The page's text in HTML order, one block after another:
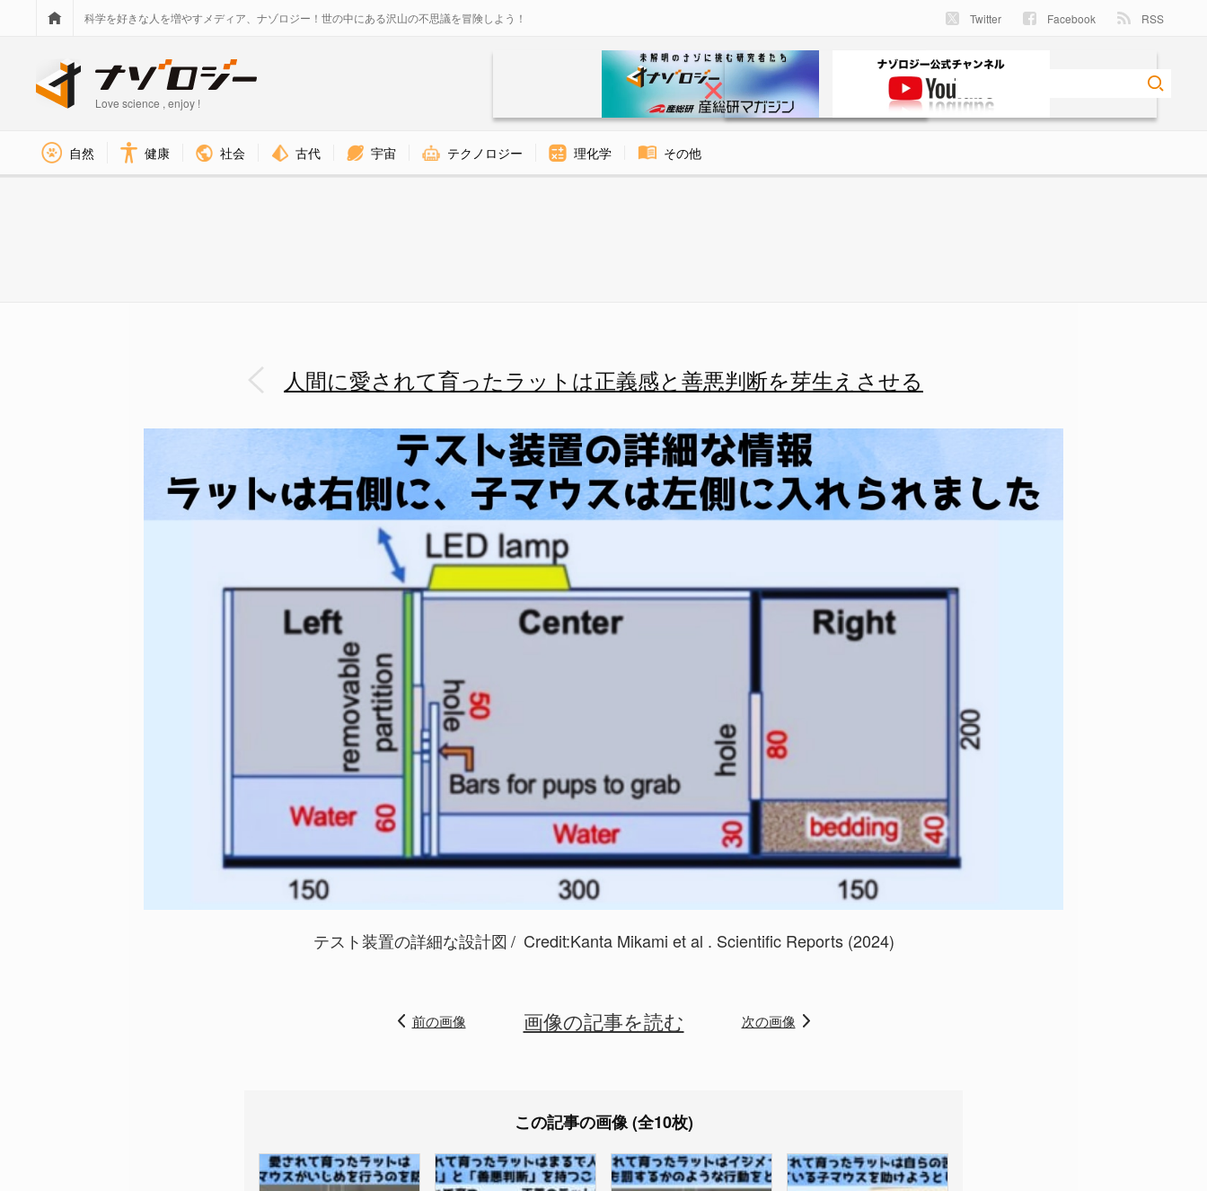
科学を好きな人を増やすメディア、ナゾロジー！世の中にある沢山の不思議を冒険しよう！ Twitter Facebook RSS
Love science , enjoy !
自然 健康 社会 古代 宇宙 テクノロジー 理化学 その他
人間に愛されて育ったラットは正義感と善悪判断を芽生えさせる
テスト装置の詳細な設計図 Credit:Kanta Mikami et al . Scientific Reports (2024)
前の画像 画像の記事を読む 次の画像
この記事の画像 (全10枚)